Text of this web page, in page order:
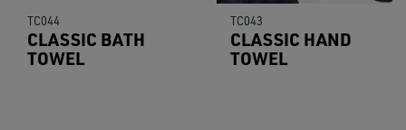
TC044
CLASSIC BATH
TOWEL
TC043
CLASSIC HAND
TOWEL